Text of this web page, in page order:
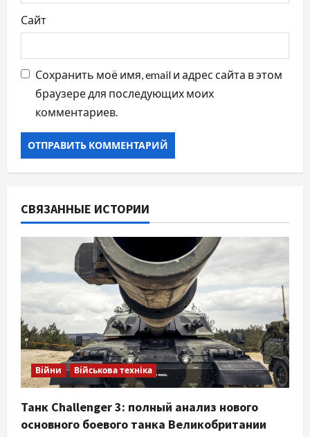
Сайт
Сохранить моё имя, email и адрес сайта в этом
браузере для последующих моих
комментариев.
СВЯЗАННЫЕ ИСТОРИИ
Війни Військова техніка
Танк Challenger 3: полный анализ нового
основного боевого танка Великобритании